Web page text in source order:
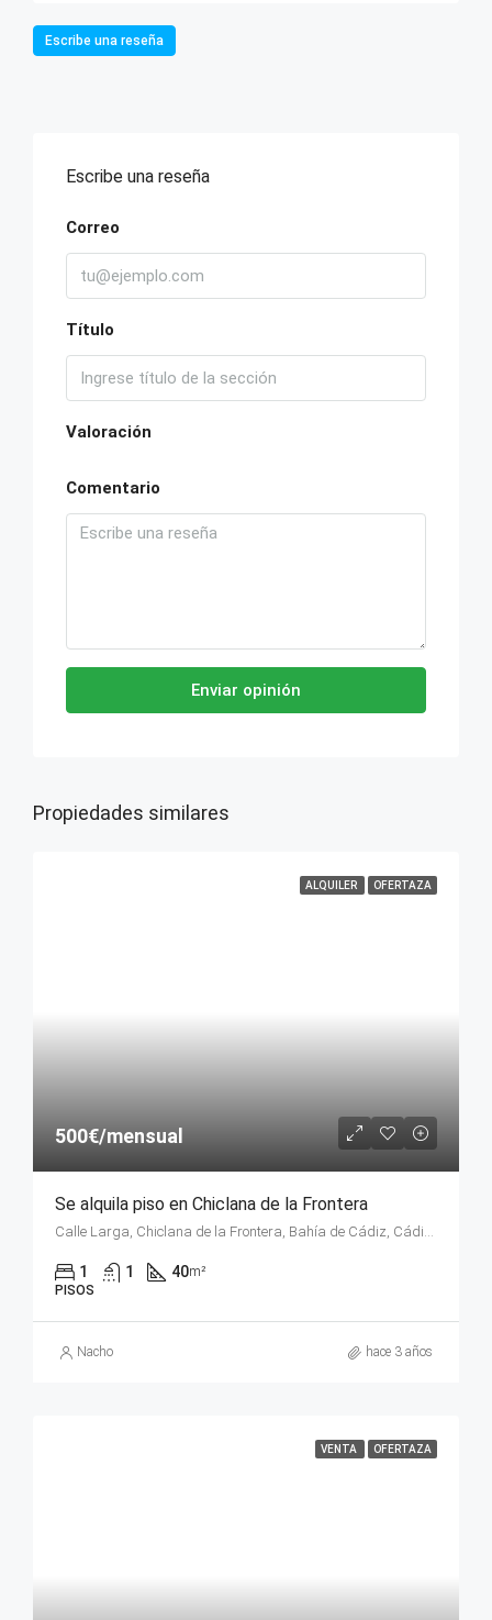
Escribe una reseña
Escribe una reseña
Correo
Título
Valoración
Comentario
Enviar opinión
Propiedades similares
ALQUILER OFERTAZA
500€/mensual
Se alquila piso en Chiclana de la Frontera
Calle Larga, Chiclana de la Frontera, Bahía de Cádiz, Cádiz, Andalucía, 11130, España
1 1 40m²
PISOS
Nacho hace 3 años
VENTA OFERTAZA